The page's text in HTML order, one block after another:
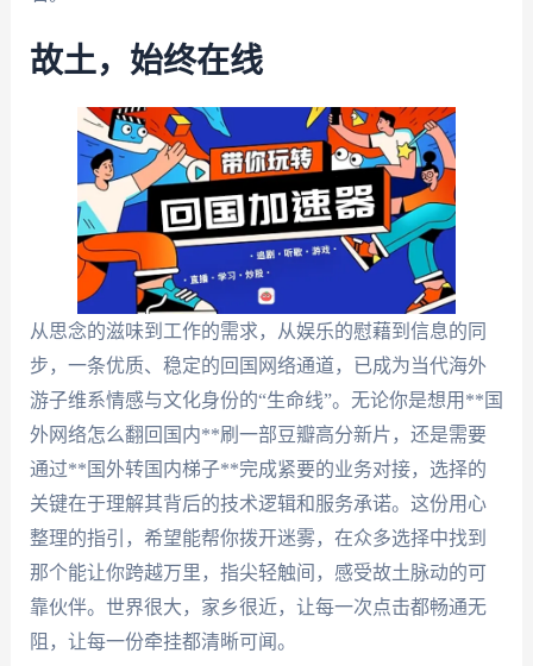
故土，始终在线
从思念的滋味到工作的需求，从娱乐的慰藉到信息的同
步，一条优质、稳定的回国网络通道，已成为当代海外
游子维系情感与文化身份的“生命线”。无论你是想用**国
外网络怎么翻回国内**刷一部豆瓣高分新片，还是需要
通过**国外转国内梯子**完成紧要的业务对接，选择的
关键在于理解其背后的技术逻辑和服务承诺。这份用心
整理的指引，希望能帮你拨开迷雾，在众多选择中找到
那个能让你跨越万里，指尖轻触间，感受故土脉动的可
靠伙伴。世界很大，家乡很近，让每一次点击都畅通无
阻，让每一份牵挂都清晰可闻。